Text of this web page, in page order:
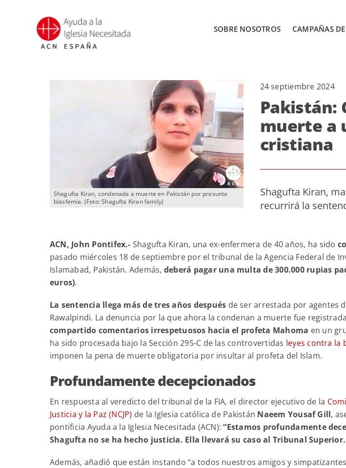
contenido
SOBRE NOSOTROS CAMPAÑAS
Shagufta Kiran, condenada a muerte en Pakistán por presunta
blasfemia. (Foto: Shagufta Kiran family)
24 septiembre 2024
Pakistán:
muerte a
cristiana
Shagufta Kiran,
recurrirá la
ACN, John Pontifex.- Shagufta Kiran, una ex-enfermera de 40 años, ha sido
pasado miércoles 18 de septiembre por el tribunal de la Agencia Federal de
Islamabad, Pakistán. Además, deberá pagar una multa de 300.000 rupias
euros).
La sentencia llega más de tres años después de ser arrestada por agentes
Rawalpindi. La denuncia por la que ahora la condenan a muerte fue registrada
compartido comentarios irrespetuosos hacia el profeta Mahoma en un
ha sido procesada bajo la Sección 295-C de las controvertidas leyes contra la
imponen la pena de muerte obligatoria por insultar al profeta del Islam.
Profundamente decepcionados
En respuesta al veredicto del tribunal de la FIA, el director ejecutivo de la
Justicia y la Paz (NCJP) de la Iglesia católica de Pakistán Naeem Yousaf Gill,
pontificia Ayuda a la Iglesia Necesitada (ACN):“Estamos profundamente
Shagufta no se ha hecho justicia. Ella llevará su caso al Tribunal
Además, añadió que están instando “a todos nuestros amigos y